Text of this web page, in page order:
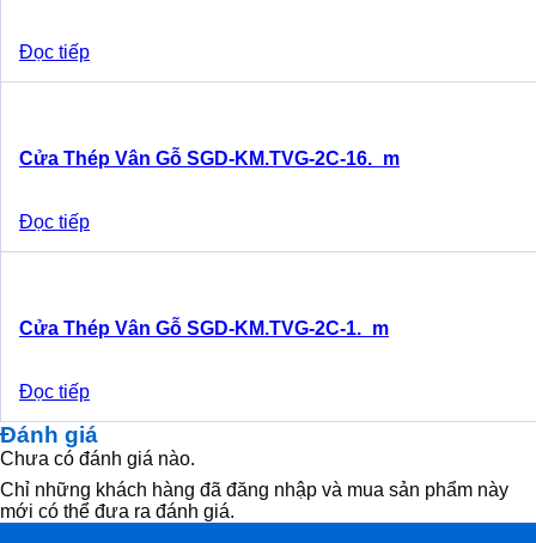
Đọc tiếp
Cửa Thép Vân Gỗ SGD-KM.TVG-2C-16._m
Đọc tiếp
Cửa Thép Vân Gỗ SGD-KM.TVG-2C-1._m
Đọc tiếp
Đánh giá
Chưa có đánh giá nào.
Chỉ những khách hàng đã đăng nhập và mua sản phẩm này
mới có thể đưa ra đánh giá.